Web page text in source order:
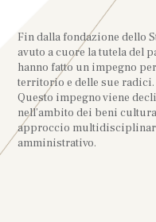
Fin dalla fondazione dello
avuto a cuore la tutela del
hanno fatto un impegno
territorio e delle sue radici.
Questo impegno viene
nell’ambito dei beni
approccio
amministrativo.